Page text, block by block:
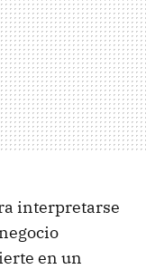
interpretarse
en un